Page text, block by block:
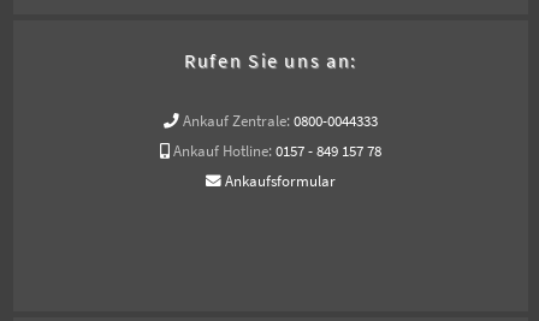
Rufen Sie uns an:
Ankauf Zentrale: 0800-0044333
Ankauf Hotline: 0157 - 849 157 78
Ankaufsformular